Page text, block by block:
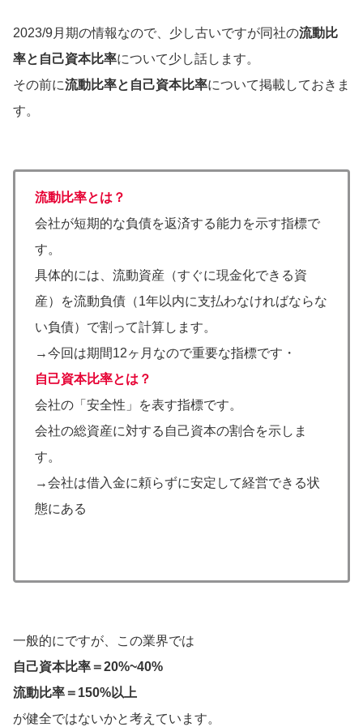
2023/9月期の情報なので、少し古いですが同社の流動比
率と自己資本比率について少し話します。
その前に流動比率と自己資本比率について掲載しておきま
す。
流動比率とは？
会社が短期的な負債を返済する能力を示す指標で
す。
具体的には、流動資産（すぐに現金化できる資
産）を流動負債（1年以内に支払わなければならな
い負債）で割って計算します。
→今回は期間12ヶ月なので重要な指標です・
自己資本比率とは？
会社の「安全性」を表す指標です。
会社の総資産に対する自己資本の割合を示しま
す。
→会社は借入金に頼らずに安定して経営できる状
態にある
一般的にですが、この業界では
自己資本比率＝20%~40%
流動比率＝150%以上
が健全ではないかと考えています。